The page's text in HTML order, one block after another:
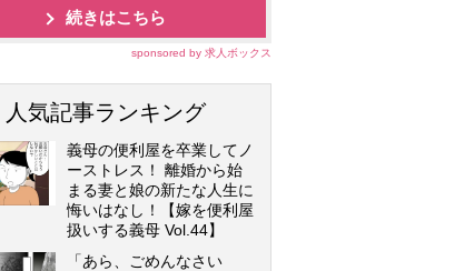
続きはこちら
sponsored by 求人ボックス
人気記事ランキング
義母の便利屋を卒業してノ
ーストレス！ 離婚から始
まる妻と娘の新たな人生に
悔いはなし！【嫁を便利屋
扱いする義母 Vol.44】
「あら、ごめんなさい